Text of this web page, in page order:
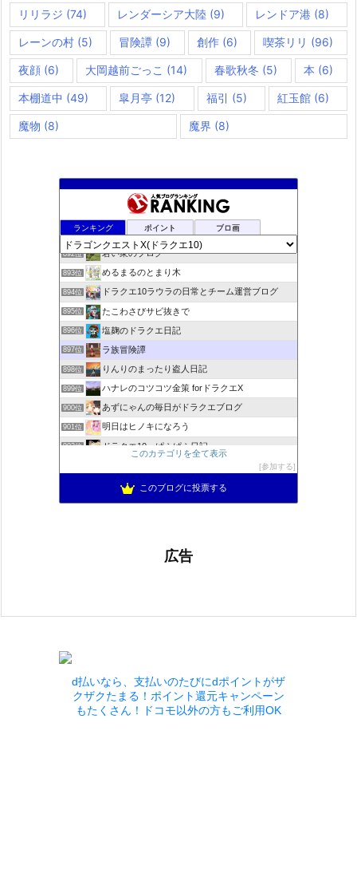
リリラジ (74) レンダーシア大陸 (9) レンドア港 (8)
レーンの村 (5) 冒険譚(9) 創作(6) 喫茶リリ (96)
夜顔 (6) 大岡越前ごっこ (14) 春歌秋冬 (5) 本 (6)
本棚道中 (49) 皐月亭 (12) 福引 (5) 紅玉館(6)
魔物 (8) 魔界 (8)
ランキング ポイント ブロ画
rosappiのブログ
891位 小さな村
892位 若い衆のブログ
893位 めるまるのとまり木
894位 ドラクエ10ラウラの日常とチーム運営ブログ
895位 たこわさびサビ抜きで
896位 塩麹のドラクエ日記
897位 ラ族冒険譚
898位 りんりのまったり盗人日記
899位 ハナレのコツコツ金策 forドラクエX
900位 あずにゃんの毎日がドラクエブログ
901位 明日はヒノキになろう
902位 ドラクエ10 ぱふぱふ日記
Run Run♪ ☆Slime★ 〜ドラクエ10攻略ブログ〜
ゆるふわエル子になりたくて(｀・ω・´)
このカテゴリを全て表示
参加する
このブログに投票する
広告
d払いなら、支払いのたびにdポイントがザ
クザクたまる！ポイント還元キャンペーン
もたくさん！ドコモ以外の方もご利用OK